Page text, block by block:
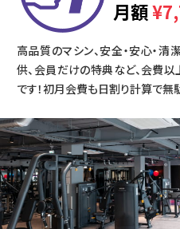
月額
高品質のマシン、安全・安心・清
供、会員だけの特典など、会費
です！初月会費も日割り計算で無